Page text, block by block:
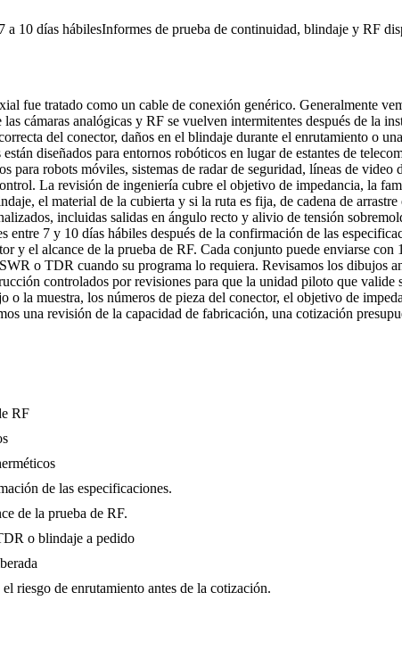
a 10 días hábilesInformes de prueba de continuidad, blindaje y RF
fue tratado como un cable de conexión genérico. Generalmente
cámaras analógicas y RF se vuelven intermitentes después de la
del conector, daños en el blindaje durante el enrutamiento o
diseñados para entornos robóticos en lugar de estantes de
robots móviles, sistemas de radar de seguridad, líneas de
La revisión de ingeniería cubre el objetivo de impedancia, la
el material de la cubierta y si la ruta es fija, de cadena de
incluidas salidas en ángulo recto y alivio de tensión
7 y 10 días hábiles después de la confirmación de las
y el alcance de la prueba de RF. Cada conjunto puede enviarse
o TDR cuando su programa lo requiera. Revisamos los dibujos
controlados por revisiones para que la unidad piloto que valide
la muestra, los números de pieza del conector, el objetivo de
una revisión de la capacidad de fabricación, una cotización
RF
de las especificaciones.
de la prueba de RF.
o blindaje a pedido
riesgo de enrutamiento antes de la cotización.